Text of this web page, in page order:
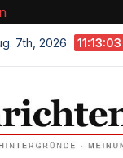
7th, 2026